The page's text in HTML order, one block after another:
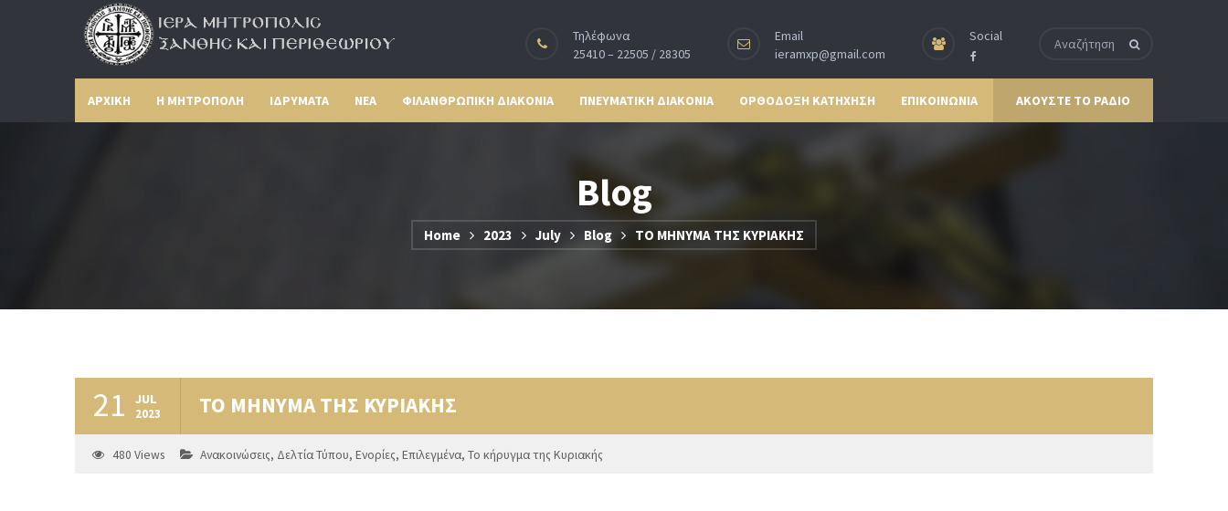
Τηλέφωνα
25410 – 22505 / 28305
Email
ieramxp@gmail.com
Social
ΑΡΧΙΚΗ Η ΜΗΤΡΟΠΟΛΗ ΙΔΡΥΜΑΤΑ ΝΕΑ ΦΙΛΑΝΘΡΩΠΙΚΗ ΔΙΑΚΟΝΙΑ ΠΝΕΥΜΑΤΙΚΗ ΔΙΑΚΟΝΙΑ ΟΡΘΟΔΟΞΗ ΚΑΤΗΧΗΣΗ ΕΠΙΚΟΙΝΩΝΙΑ ΑΚΟΥΣΤΕ ΤΟ ΡΑΔΙΟ
Blog
Home 2023 July Blog ΤΟ ΜΗΝΥΜΑ ΤΗΣ ΚΥΡΙΑΚΗΣ
21 JUL
2023 ΤΟ ΜΗΝΥΜΑ ΤΗΣ ΚΥΡΙΑΚΗΣ
480 Views Ανακοινώσεις, Δελτία Τύπου, Ενορίες, Επιλεγμένα, Το κήρυγμα της Κυριακής